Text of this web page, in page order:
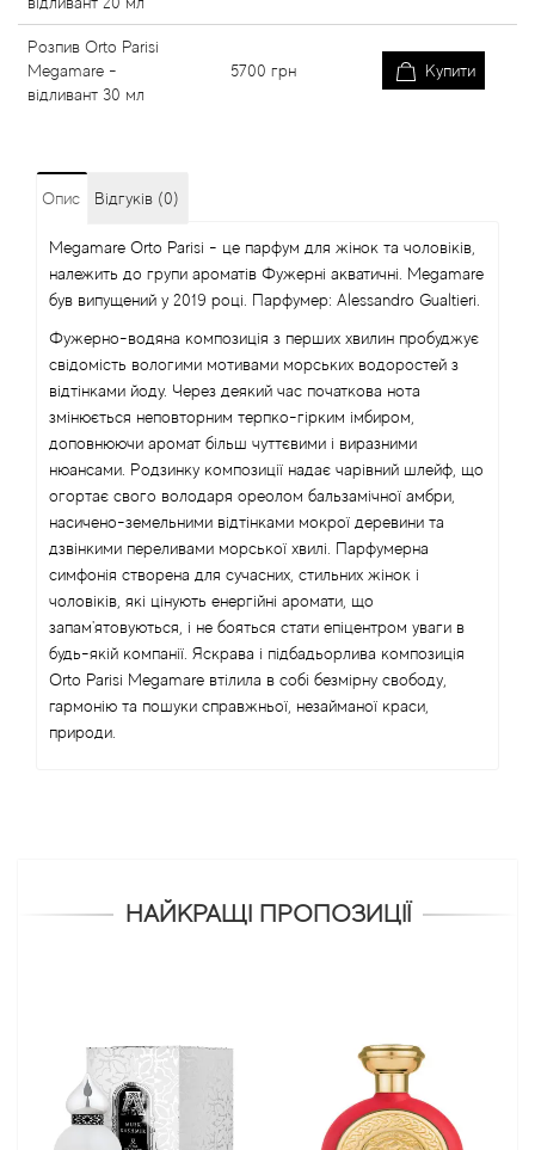
Розпив Orto Parisi
Megamare -
відливант 30 мл
5700 грн Купити
Опис Відгуків (0)
Megamare Orto Parisi - це парфум для жінок та чоловіків,
належить до групи ароматів Фужерні акватичні. Megamare
був випущений у 2019 році. Парфумер: Alessandro Gualtieri.
Фужерно-водяна композиція з перших хвилин пробуджує
свідомість вологими мотивами морських водоростей з
відтінками йоду. Через деякий час початкова нота
змінюється неповторним терпко-гірким імбиром,
доповнюючи аромат більш чуттєвими і виразними
нюансами. Родзинку композиції надає чарівний шлейф, що
огортає свого володаря ореолом бальзамічної амбри,
насичено-земельними відтінками мокрої деревини та
дзвінкими переливами морської хвилі. Парфумерна
симфонія створена для сучасних, стильних жінок і
чоловіків, які цінують енергійні аромати, що
запам'ятовуються, і не бояться стати епіцентром уваги в
будь-якій компанії. Яскрава і підбадьорлива композиція
Orto Parisi Megamare втілила в собі безмірну свободу,
гармонію та пошуки справжньої, незайманої краси,
природи.
НАЙКРАЩІ ПРОПОЗИЦІЇ